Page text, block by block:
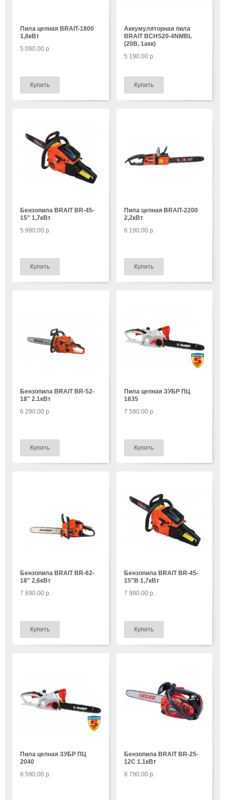
Пила цепная BRAIT-1800
1,8кВт
5 090.00 р.
Аккумуляторная пила
BRAIT BCHS20-4NMBL
(20B, 1акк)
5 190.00 р.
Бензопила BRAIT BR-45-
15" 1,7кВт
5 990.00 р.
Пила цепная BRAIT-2200
2,2кВт
6 190.00 р.
Бензопила BRAIT BR-52-
18" 2.1кВт
6 290.00 р.
Пила цепная ЗУБР ПЦ
1835
7 590.00 р.
Бензопила BRAIT BR-62-
18" 2,6кВт
7 690.00 р.
Бензопила BRAIT BR-45-
15"В 1,7кВт
7 990.00 р.
Пила цепная ЗУБР ПЦ
2040
8 590.00 р.
Бензопила BRAIT BR-25-
12C 1.1кВт
8 790.00 р.